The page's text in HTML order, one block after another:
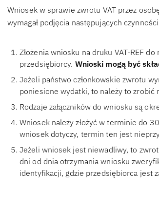
Wniosek w sprawie zwrotu VAT przez
wymagał podjęcia następujących
Złożenia wniosku na druku VAT-REF
przedsiębiorcy. Wnioski mogą być
Jeżeli państwo członkowskie zwrotu
poniesione wydatki, to należy to
Rodzaje załączników do wniosku są
Wniosek należy złożyć w terminie do
wniosek dotyczy, termin ten jest
Jeżeli wniosek jest niewadliwy, to
dni od dnia otrzymania wniosku
identyfikacji, gdzie przedsiębiorca jest